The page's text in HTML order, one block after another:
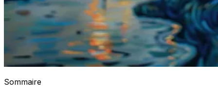
Sommaire